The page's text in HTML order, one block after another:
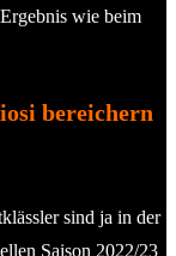
wie beim
bereichern
sind ja in der
Saison 2022/23